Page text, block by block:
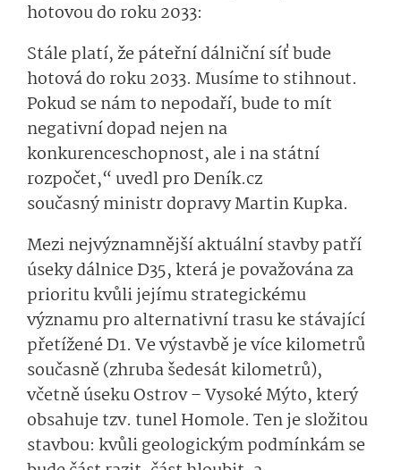
hotovou do roku 2033:
Stále platí, že páteřní dálniční síť bude
hotová do roku 2033. Musíme to stihnout.
Pokud se nám to nepodaří, bude to mít
negativní dopad nejen na
konkurenceschop­nost, ale i na státní
rozpočet,“ uvedl pro Deník.cz
současný ministr dopravy Martin Kupka.
Mezi nejvýznamnější aktuální stavby patří
úseky dálnice D35, která je považována za
prioritu kvůli jejímu strategickému
významu pro alternativní trasu ke stávající
přetížené D1. Ve výstavbě je více kilometrů
současně (zhruba šedesát kilometrů),
včetně úseku Ostrov – Vysoké Mýto, který
obsahuje tzv. tunel Homole. Ten je složitou
stavbou: kvůli geologickým podmínkám se